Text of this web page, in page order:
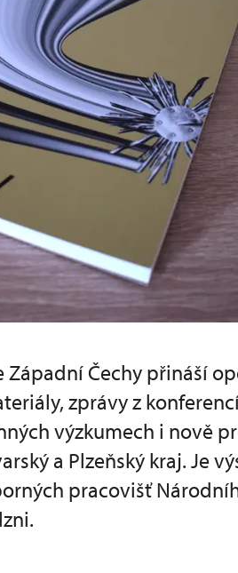
Západní Čechy přináší
zprávy z
výzkumech i nově
a Plzeňský kraj. Je
pracovišť